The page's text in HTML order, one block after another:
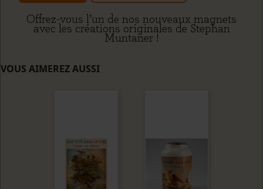
Offrez-vous l’un de nos nouveaux magnets
avec les créations originales de Stephan
Muntaner !
VOUS AIMEREZ AUSSI